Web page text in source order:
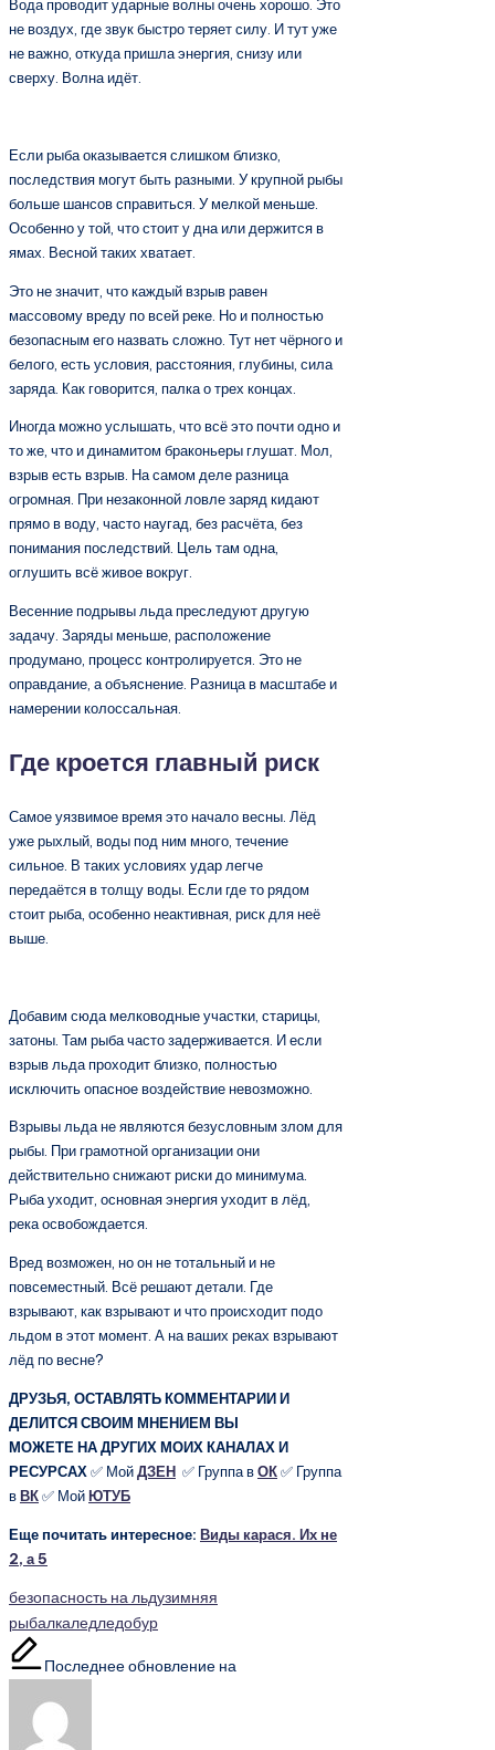
Вода проводит ударные волны очень хорошо. Это
не воздух, где звук быстро теряет силу. И тут уже
не важно, откуда пришла энергия, снизу или
сверху. Волна идёт.
Если рыба оказывается слишком близко,
последствия могут быть разными. У крупной рыбы
больше шансов справиться. У мелкой меньше.
Особенно у той, что стоит у дна или держится в
ямах. Весной таких хватает.
Это не значит, что каждый взрыв равен
массовому вреду по всей реке. Но и полностью
безопасным его назвать сложно. Тут нет чёрного и
белого, есть условия, расстояния, глубины, сила
заряда. Как говорится, палка о трех концах.
Иногда можно услышать, что всё это почти одно и
то же, что и динамитом браконьеры глушат. Мол,
взрыв есть взрыв. На самом деле разница
огромная. При незаконной ловле заряд кидают
прямо в воду, часто наугад, без расчёта, без
понимания последствий. Цель там одна,
оглушить всё живое вокруг.
Весенние подрывы льда преследуют другую
задачу. Заряды меньше, расположение
продумано, процесс контролируется. Это не
оправдание, а объяснение. Разница в масштабе и
намерении колоссальная.
Где кроется главный риск
Самое уязвимое время это начало весны. Лёд
уже рыхлый, воды под ним много, течение
сильное. В таких условиях удар легче
передаётся в толщу воды. Если где то рядом
стоит рыба, особенно неактивная, риск для неё
выше.
Добавим сюда мелководные участки, старицы,
затоны. Там рыба часто задерживается. И если
взрыв льда проходит близко, полностью
исключить опасное воздействие невозможно.
Взрывы льда не являются безусловным злом для
рыбы. При грамотной организации они
действительно снижают риски до минимума.
Рыба уходит, основная энергия уходит в лёд,
река освобождается.
Вред возможен, но он не тотальный и не
повсеместный. Всё решают детали. Где
взрывают, как взрывают и что происходит подо
льдом в этот момент. А на ваших реках взрывают
лёд по весне?
ДРУЗЬЯ, ОСТАВЛЯТЬ КОММЕНТАРИИ И
ДЕЛИТСЯ СВОИМ МНЕНИЕМ ВЫ
МОЖЕТЕ НА ДРУГИХ МОИХ КАНАЛАХ И
РЕСУРСАХ ✅ МойДЗЕН ✅ Группа вОК✅ Группа
вВК✅ МойЮТУБ
Еще почитать интересное: Виды карася. Их не
2, а 5
Метки:
безопасность на льдузимняя
рыбалкаледледобур
Последнее обновление на